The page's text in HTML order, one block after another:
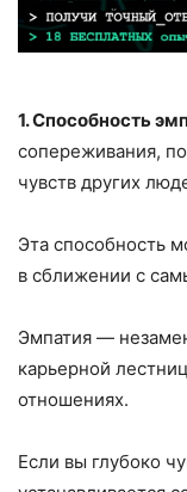
1. Способность
сопереживания,
чувств других
Эта способность
в сближении с
Эмпатия —
карьерной
отношениях.
Если вы глубоко